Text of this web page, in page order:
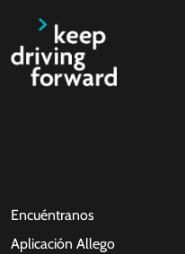
Encuéntranos
Aplicación Allego